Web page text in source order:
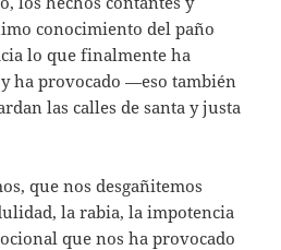
conocimiento del paño
lo que finalmente ha
ha provocado —eso también
las calles de santa y justa
que nos desgañitemos
la rabia, la impotencia
que nos ha provocado